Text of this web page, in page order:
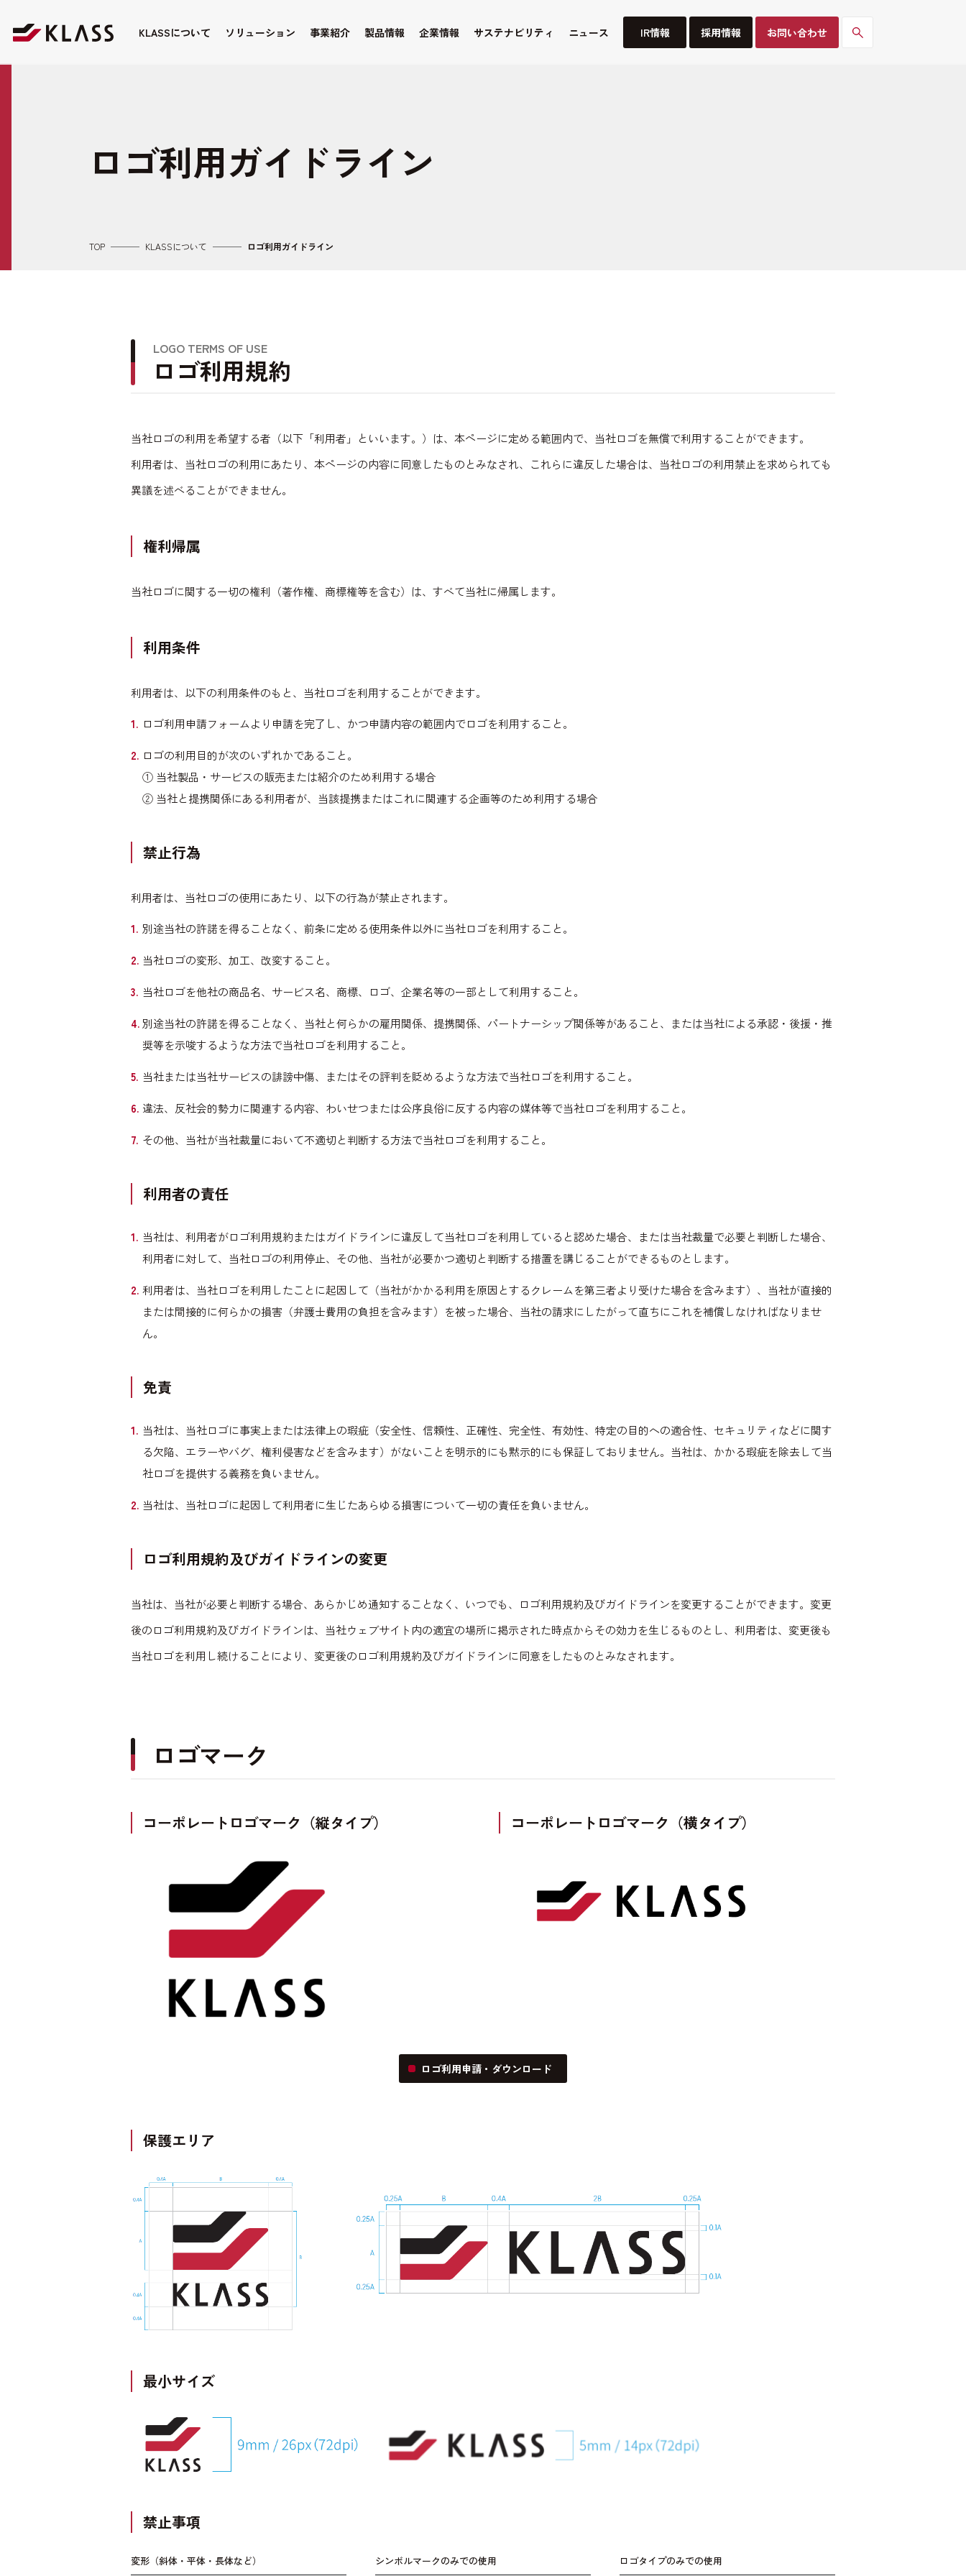
KLASSについて ソリューション 事業紹介 製品情報 企業情報 サステナビリティ ニュース IR情報 採用情報 お問い合わせ
ロゴ利用ガイドライン
TOP KLASSについて ロゴ利用ガイドライン
LOGO TERMS OF USE
ロゴ利用規約
当社ロゴの利用を希望する者（以下「利用者」といいます。）は、本ページに定める範囲内で、当社ロゴを無償で利用することができます。
利用者は、当社ロゴの利用にあたり、本ページの内容に同意したものとみなされ、これらに違反した場合は、当社ロゴの利用禁止を求められても
異議を述べることができません。
権利帰属
当社ロゴに関する一切の権利（著作権、商標権等を含む）は、すべて当社に帰属します。
利用条件
利用者は、以下の利用条件のもと、当社ロゴを利用することができます。
ロゴ利用申請フォームより申請を完了し、かつ申請内容の範囲内でロゴを利用すること。
ロゴの利用目的が次のいずれかであること。
① 当社製品・サービスの販売または紹介のため利用する場合
② 当社と提携関係にある利用者が、当該提携またはこれに関連する企画等のため利用する場合
禁止行為
利用者は、当社ロゴの使用にあたり、以下の行為が禁止されます。
別途当社の許諾を得ることなく、前条に定める使用条件以外に当社ロゴを利用すること。
当社ロゴの変形、加工、改変すること。
当社ロゴを他社の商品名、サービス名、商標、ロゴ、企業名等の一部として利用すること。
別途当社の許諾を得ることなく、当社と何らかの雇用関係、提携関係、パートナーシップ関係等があること、または当社による承認・後援・推
奨等を示唆するような方法で当社ロゴを利用すること。
当社または当社サービスの誹謗中傷、またはその評判を貶めるような方法で当社ロゴを利用すること。
違法、反社会的勢力に関連する内容、わいせつまたは公序良俗に反する内容の媒体等で当社ロゴを利用すること。
その他、当社が当社裁量において不適切と判断する方法で当社ロゴを利用すること。
利用者の責任
当社は、利用者がロゴ利用規約またはガイドラインに違反して当社ロゴを利用していると認めた場合、または当社裁量で必要と判断した場合、
利用者に対して、当社ロゴの利用停止、その他、当社が必要かつ適切と判断する措置を講じることができるものとします。
利用者は、当社ロゴを利用したことに起因して（当社がかかる利用を原因とするクレームを第三者より受けた場合を含みます）、当社が直接的
または間接的に何らかの損害（弁護士費用の負担を含みます）を被った場合、当社の請求にしたがって直ちにこれを補償しなければなりませ
ん。
免責
当社は、当社ロゴに事実上または法律上の瑕疵（安全性、信頼性、正確性、完全性、有効性、特定の目的への適合性、セキュリティなどに関す
る欠陥、エラーやバグ、権利侵害などを含みます）がないことを明示的にも黙示的にも保証しておりません。当社は、かかる瑕疵を除去して当
社ロゴを提供する義務を負いません。
当社は、当社ロゴに起因して利用者に生じたあらゆる損害について一切の責任を負いません。
ロゴ利用規約及びガイドラインの変更
当社は、当社が必要と判断する場合、あらかじめ通知することなく、いつでも、ロゴ利用規約及びガイドラインを変更することができます。変更
後のロゴ利用規約及びガイドラインは、当社ウェブサイト内の適宜の場所に掲示された時点からその効力を生じるものとし、利用者は、変更後も
当社ロゴを利用し続けることにより、変更後のロゴ利用規約及びガイドラインに同意をしたものとみなされます。
ロゴマーク
コーポレートロゴマーク（縦タイプ） コーポレートロゴマーク（横タイプ）
ロゴ利用申請・ダウンロード
保護エリア
最小サイズ
禁止事項
変形（斜体・平体・長体など） シンボルマークのみでの使用 ロゴタイプのみでの使用